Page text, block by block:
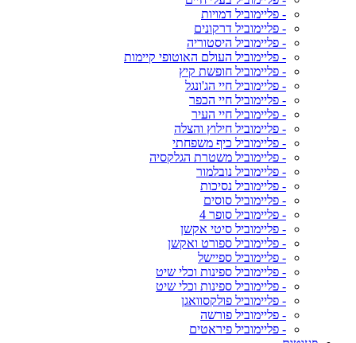
- פליימוביל דמויות
- פליימוביל דרקונים
- פליימוביל היסטוריה
- פליימוביל העולם האוטופי קיימות
- פליימוביל חופשת קיץ
- פליימוביל חיי הג'ונגל
- פליימוביל חיי הכפר
- פליימוביל חיי העיר
- פליימוביל חילוץ והצלה
- פליימוביל כיף משפחתי
- פליימוביל משטרת הגלקסיה
- פליימוביל נובלמור
- פליימוביל נסיכות
- פליימוביל סוסים
- פליימוביל סופר 4
- פליימוביל סיטי אקשן
- פליימוביל ספורט ואקשן
- פליימוביל ספיישל
- פליימוביל ספינות וכלי שיט
- פליימוביל ספינות וכלי שיט
- פליימוביל פולקסוואגן
- פליימוביל פורשה
- פליימוביל פיראטים